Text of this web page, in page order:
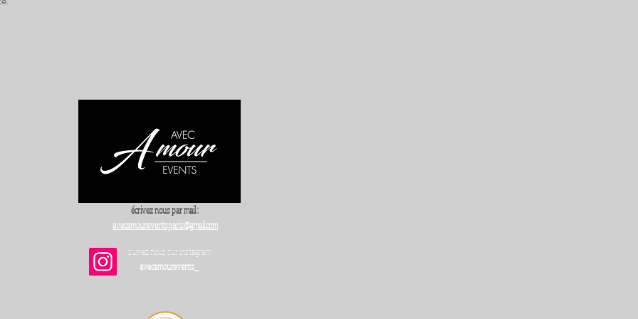
écrivez nous par mail :
avecamour.eventsparis@gmail.com
suivez nous sur instagram
avecamourevents_